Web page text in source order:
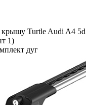
Turtle Audi A4
1)
дуг